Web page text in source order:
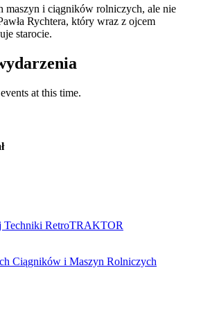
maszyn i ciągników rolniczych, ale nie
Rychtera, który wraz z ojcem
starocie.
at this time.
Techniki RetroTRAKTOR
Ciągników i Maszyn Rolniczych